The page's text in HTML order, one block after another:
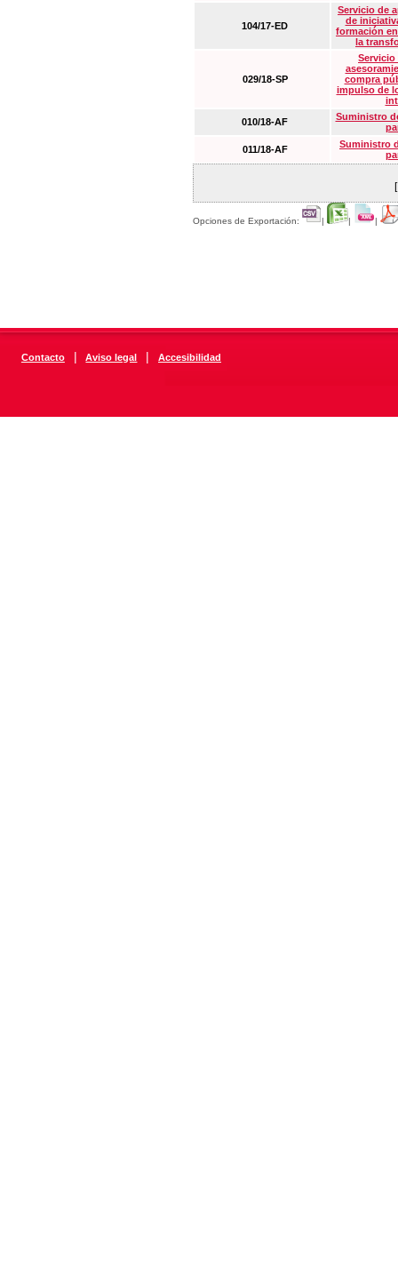
104/17-ED
Servicio de
de
formación
la
029/18-SP
Servicio
compra
impulso de
010/18-AF
Suministro
011/18-AF
Suministro
Opciones de Exportación: | | |
Contacto | Aviso legal | Accesibilidad